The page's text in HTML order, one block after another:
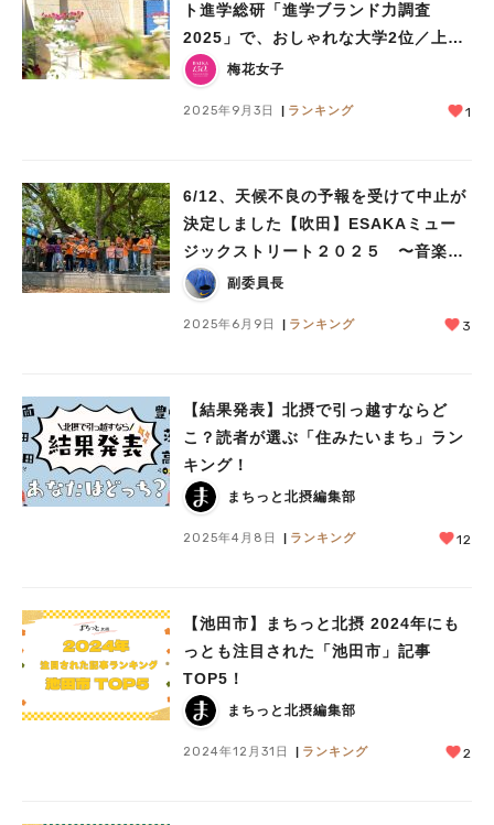
ト進学総研「進学ブランド力調査
2025」で、おしゃれな大学2位／上品
な大学2位（関西エリア）に選ばれま
した！
梅花女子
2025年9月3日 ランキング 1
6/12、天候不良の予報を受けて中止が
決定しました【吹田】ESAKAミュー
ジックストリート２０２５ 〜音楽屋
通りVol.2〜 6月14日(土) 12:00～
17:00 ＠江坂公園
副委員長
2025年6月9日 ランキング 3
【結果発表】北摂で引っ越すならど
こ？読者が選ぶ「住みたいまち」ラン
キング！
まちっと北摂編集部
2025年4月8日 ランキング 12
【池田市】まちっと北摂 2024年にも
っとも注目された「池田市」記事
TOP5！
まちっと北摂編集部
2024年12月31日 ランキング 2